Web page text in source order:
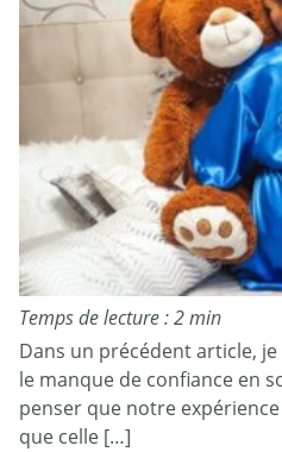
Temps de lecture : 2 min
Dans un précédent article,
le manque de confiance en
penser que notre
que celle […]